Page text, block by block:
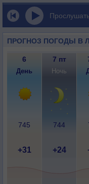
ПРОГНОЗ ПОГОДЫ В
6 7 пт
День Ночь
745 744
+31 +24